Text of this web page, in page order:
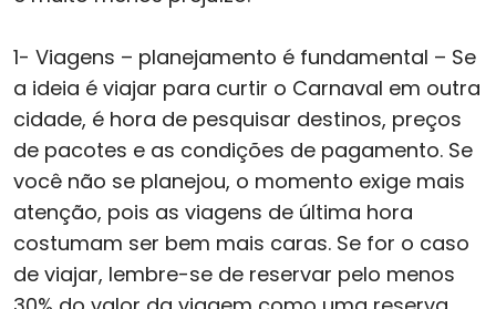
1- Viagens – planejamento é fundamental – Se
a ideia é viajar para curtir o Carnaval em outra
cidade, é hora de pesquisar destinos, preços
de pacotes e as condições de pagamento. Se
você não se planejou, o momento exige mais
atenção, pois as viagens de última hora
costumam ser bem mais caras. Se for o caso
de viajar, lembre-se de reservar pelo menos